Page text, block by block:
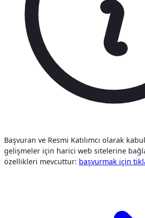
Başvuran ve Resmi Katılımcı olarak
gelişmeler için harici web sitelerine
özellikleri mevcuttur: başvurmak i̇çi̇n